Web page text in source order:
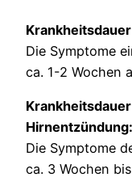
Die Symptome
ca. 1-2 Wochen
Hirnentzündung:
Die Symptome
ca. 3 Wochen